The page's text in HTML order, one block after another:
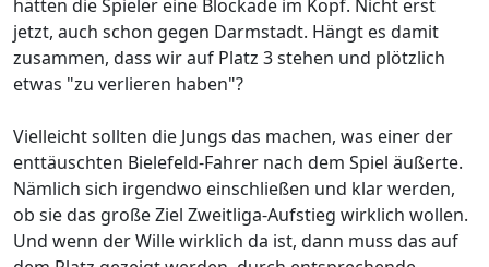
hätten die Spieler eine Blockade im Kopf. Nicht erst
jetzt, auch schon gegen Darmstadt. Hängt es damit
zusammen, dass wir auf Platz 3 stehen und plötzlich
etwas "zu verlieren haben"?
Vielleicht sollten die Jungs das machen, was einer der
enttäuschten Bielefeld-Fahrer nach dem Spiel äußerte.
Nämlich sich irgendwo einschließen und klar werden,
ob sie das große Ziel Zweitliga-Aufstieg wirklich wollen.
Und wenn der Wille wirklich da ist, dann muss das auf